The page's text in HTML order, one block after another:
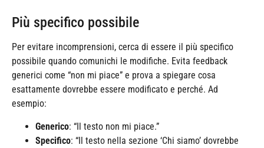
Più specifico possibile
Per evitare incomprensioni, cerca di essere il più specifico
possibile quando comunichi le modifiche. Evita feedback
generici come “non mi piace” e prova a spiegare cosa
esattamente dovrebbe essere modificato e perché. Ad
esempio:
Generico: “Il testo non mi piace.”
Specifico: “Il testo nella sezione ‘Chi siamo’ dovrebbe